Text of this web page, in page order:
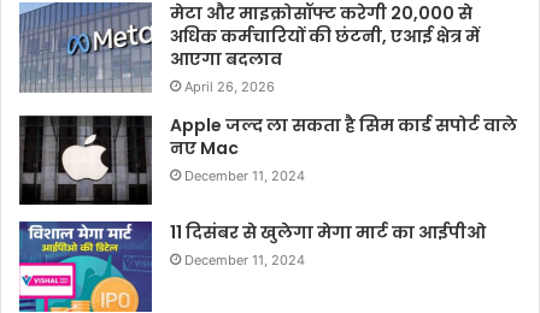
मेटा और माइक्रोसॉफ्ट करेगी 20,000 से
अधिक कर्मचारियों की छंटनी, एआई क्षेत्र में
आएगा बदलाव
April 26, 2026
Apple जल्द ला सकता है सिम कार्ड सपोर्ट वाले
नए Mac
December 11, 2024
11 दिसंबर से खुलेगा मेगा मार्ट का आईपीओ
December 11, 2024